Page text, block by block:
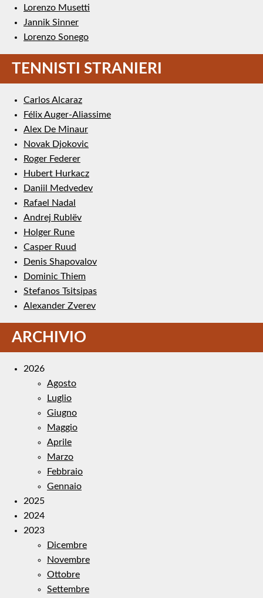
Lorenzo Musetti
Jannik Sinner
Lorenzo Sonego
TENNISTI STRANIERI
Carlos Alcaraz
Félix Auger-Aliassime
Alex De Minaur
Novak Djokovic
Roger Federer
Hubert Hurkacz
Daniil Medvedev
Rafael Nadal
Andrej Rublëv
Holger Rune
Casper Ruud
Denis Shapovalov
Dominic Thiem
Stefanos Tsitsipas
Alexander Zverev
ARCHIVIO
2026
Agosto
Luglio
Giugno
Maggio
Aprile
Marzo
Febbraio
Gennaio
2025
2024
2023
Dicembre
Novembre
Ottobre
Settembre